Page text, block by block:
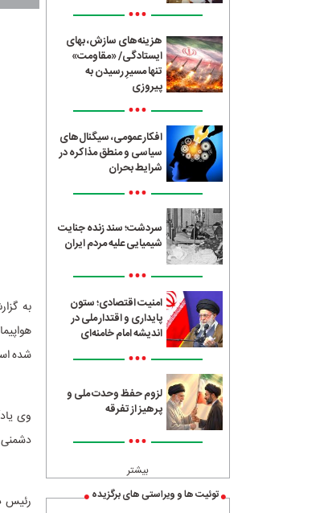
•••
هزینه‌های سازش، بهای
ایستادگی/ «مقاومت»
تنها مسیرِ رسیدن به
پیروزی
•••
افکار عمومی، سیگنال‌های
سیاسی و منطق مذاکره در
شرایط بحران
•••
سردشت؛ سند زنده جنایت
شیمیایی علیه مردم ایران
•••
امنیت اقتصادی؛ ستون
پایداری و اقتدار ملی در
اندیشه امام خامنه‌ای
•••
لزوم حفظ وحدت ملی و
پرهیز از تفرقه
•••
بیشتر
توئیت ها و ویراستی های برگزیده
به
شده
وی
دشمنی
رئیس